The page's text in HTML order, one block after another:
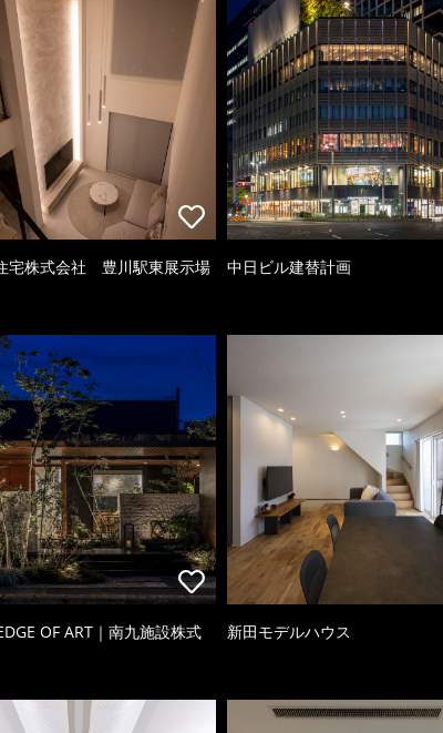
宅株式会社 豊川駅東展示場 中日ビル建替計画
OF ART｜南九施設株式 新田モデルハウス